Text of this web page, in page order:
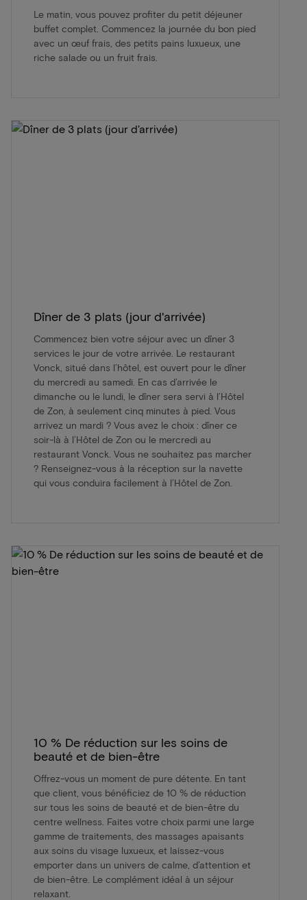
Le matin, vous pouvez profiter du petit déjeuner
buffet complet. Commencez la journée du bon pied
avec un œuf frais, des petits pains luxueux, une
riche salade ou un fruit frais.
Dîner de 3 plats (jour d'arrivée)
Commencez bien votre séjour avec un dîner 3
services le jour de votre arrivée. Le restaurant
Vonck, situé dans l’hôtel, est ouvert pour le dîner
du mercredi au samedi. En cas d’arrivée le
dimanche ou le lundi, le dîner sera servi à l’Hôtel
de Zon, à seulement cinq minutes à pied. Vous
arrivez un mardi ? Vous avez le choix : dîner ce
soir-là à l’Hôtel de Zon ou le mercredi au
restaurant Vonck. Vous ne souhaitez pas marcher
? Renseignez-vous à la réception sur la navette
qui vous conduira facilement à l’Hôtel de Zon.
10 % De réduction sur les soins de
beauté et de bien-être
Offrez-vous un moment de pure détente. En tant
que client, vous bénéficiez de 10 % de réduction
sur tous les soins de beauté et de bien-être du
centre wellness. Faites votre choix parmi une large
gamme de traitements, des massages apaisants
aux soins du visage luxueux, et laissez-vous
emporter dans un univers de calme, d’attention et
de bien-être. Le complément idéal à un séjour
relaxant.